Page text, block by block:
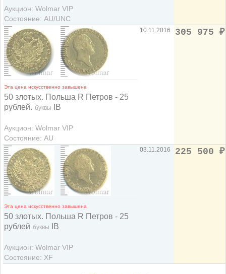
Аукцион: Wolmar VIP
Состояние: AU/UNC
Эта цена искусственно завышена
50 злотых. Польша R Петров - 25
рублей. буквы IB
Аукцион: Wolmar VIP
Состояние: AU
10.11.2016 305 975 ₽
Эта цена искусственно завышена
50 злотых. Польша R Петров - 25
рублей буквы IB
Аукцион: Wolmar VIP
Состояние: XF
03.11.2016 225 500 ₽